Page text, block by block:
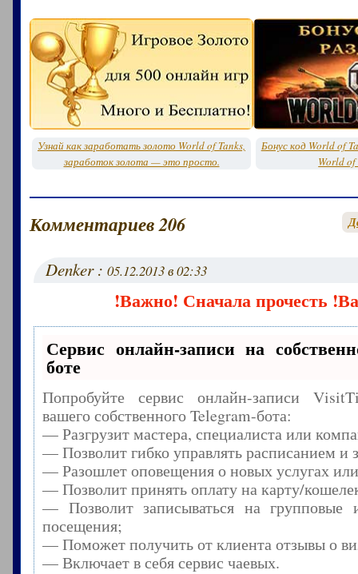
Узнай как заработать золото World of Tanks,
заработок золота — это просто.
Бонус код World of
World of
Комментариев 206
Denker :05.12.2013 в 02:33
!Важно! Сначала прочесть
Сервис онлайн-записи на
боте
Попробуйте сервис онлайн-записи
вашего собственного Telegram-бота:
— Разгрузит мастера, специалиста или
— Позволит гибко управлять расписанием и
— Разошлет оповещения о новых услугах
— Позволит принять оплату на карту/
— Позволит записываться на групповые
посещения;
— Поможет получить от клиента отзывы о
— Включает в себя сервис чаевых.